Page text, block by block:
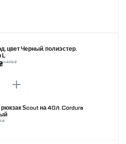
цвет Черный, полиэстер.
L
1 410 ₴
рюкзак Scout на 40л. Cordura
₴